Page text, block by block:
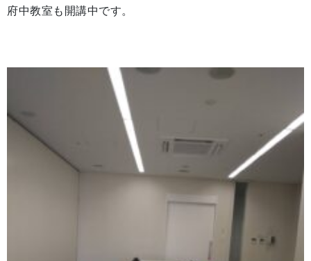
府中教室も開講中です。